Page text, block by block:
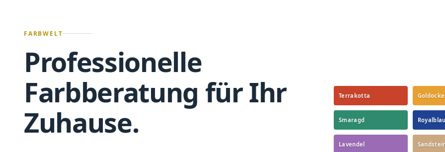
FARBWELT
Professionelle
Farbberatung für Ihr
Zuhause.
Terrakotta
Smaragd Royalblau
Lavendel